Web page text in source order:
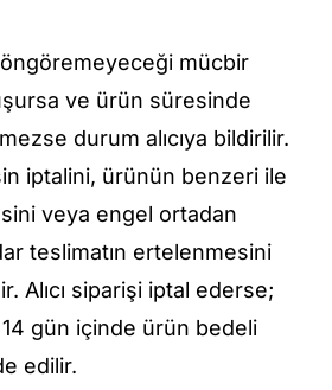
öngöremeyeceği mücbir
ve ürün süresinde
durum alıcıya bildirilir.
iptalini, ürünün benzeri ile
veya engel ortadan
teslimatın ertelenmesini
Alıcı siparişi iptal ederse;
gün içinde ürün bedeli
edilir.